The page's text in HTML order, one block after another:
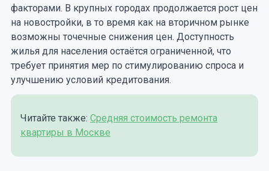
факторами. В крупных городах продолжается рост цен
на новостройки, в то время как на вторичном рынке
возможны точечные снижения цен. Доступность
жилья для населения остаётся ограниченной, что
требует принятия мер по стимулированию спроса и
улучшению условий кредитования.
Читайте также: Средняя стоимость ремонта
квартиры в Москве